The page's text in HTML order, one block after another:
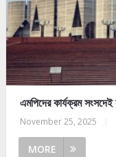
এমপিদের কার্যক্রম সংসদেই
November 25, 2025
MORE